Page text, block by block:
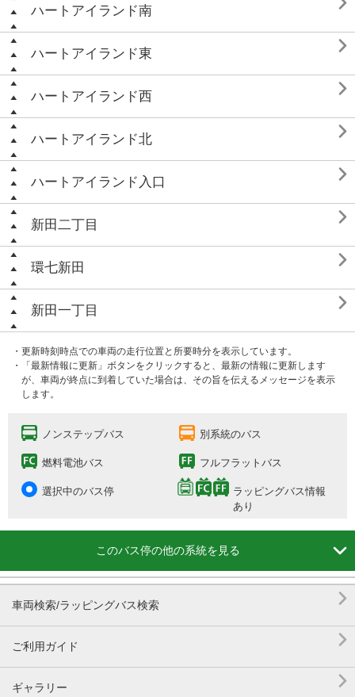
ハートアイランド南
ハートアイランド東 
ハートアイランド西 
ハートアイランド北 
ハートアイランド入口 
新田二丁目 
環七新田 
新田一丁目 
・更新時刻時点での車両の走行位置と所要時分を表示しています。
・「最新情報に更新」ボタンをクリックすると、最新の情報に更新します
が、車両が終点に到着していた場合は、その旨を伝えるメッセージを表示
します。
ノンステップバス 別系統のバス
燃料電池バス フルフラットバス
選択中のバス停
ラッピングバス情報
あり
このバス停の他の系統を見る 
車両検索/ラッピングバス検索 
ご利用ガイド 
ギャラリー 